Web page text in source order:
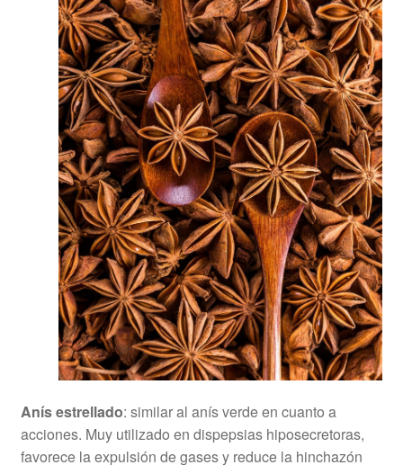
Anís estrellado: similar al anís verde en cuanto a
acciones. Muy utilizado en dispepsias hiposecretoras,
favorece la expulsión de gases y reduce la hinchazón